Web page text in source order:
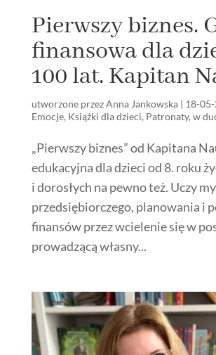
Pierwszy biznes.
finansowa dla
100 lat. Kapitan
utworzone przezAnna Jankowska| 18-
Emocje, Książki dla dzieci, Patronaty, w
„Pierwszy biznes” od Kapitana
edukacyjna dla dzieci od 8. roku
i dorosłych na pewno też. Uczy
przedsiębiorczego, planowania i
finansów przez wcielenie się w
prowadzącą własny...